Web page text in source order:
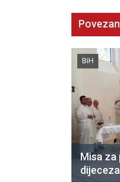
BiH
Misa za